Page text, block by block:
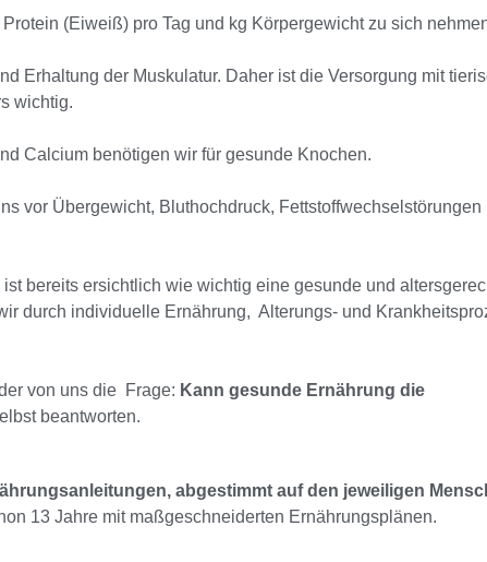
(Eiweiß) pro Tag und kg Körpergewicht zu sich
Erhaltung der Muskulatur. Daher ist die Versorgung mit
wichtig.
Calcium benötigen wir für gesunde Knochen.
vor Übergewicht, Bluthochdruck, Fettstoffwechselstörungen
bereits ersichtlich wie wichtig eine gesunde und
durch individuelle Ernährung, Alterungs- und
von uns die Frage: Kann gesunde Ernährung die
beantworten.
abgestimmt auf den jeweiligen
13 Jahre mit maßgeschneiderten Ernährungsplänen.